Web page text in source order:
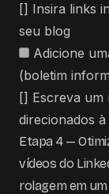
[] Insira links
seu blog
Adicione
(boletim
[] Escreva um
direcionados
Etapa 4 —
vídeos do
rolagem em